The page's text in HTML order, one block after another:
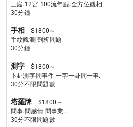
三庭.12宮.100流年點.全方位觀相
30分鐘
手相
$1800～
手紋觀測 剖析問題
30分鍾
測字
$1800～
卜卦測字問事件.一字一卦問一事.
30分不限問題數
塔羅牌
$1800～
問事.問感情.問事業...
30分不限問題數